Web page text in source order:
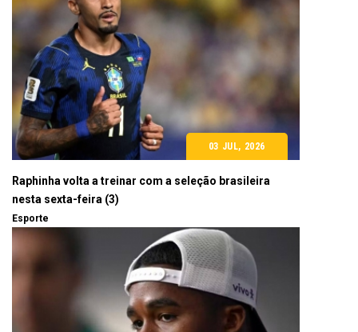
03 JUL, 2026
Raphinha volta a treinar com a seleção brasileira
nesta sexta-feira (3)
Esporte